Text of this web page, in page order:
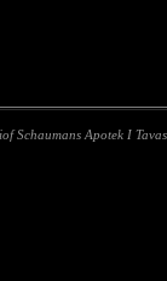
Schaumans Apotek I